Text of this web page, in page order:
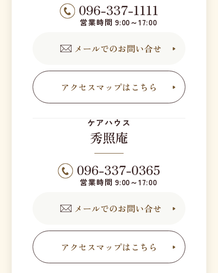
096-337-1111
営業時間 9:00～17:00
メールでのお問い合せ
アクセスマップはこちら
ケアハウス
秀照庵
096-337-0365
営業時間 9:00～17:00
メールでのお問い合せ
アクセスマップはこちら